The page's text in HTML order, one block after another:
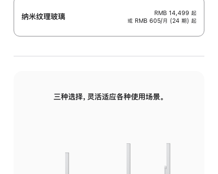
纳米纹理玻璃 RMB 14,499 起
或 RMB 605/月 (24 期) 起
三种选择，灵活适应各种使用场景。